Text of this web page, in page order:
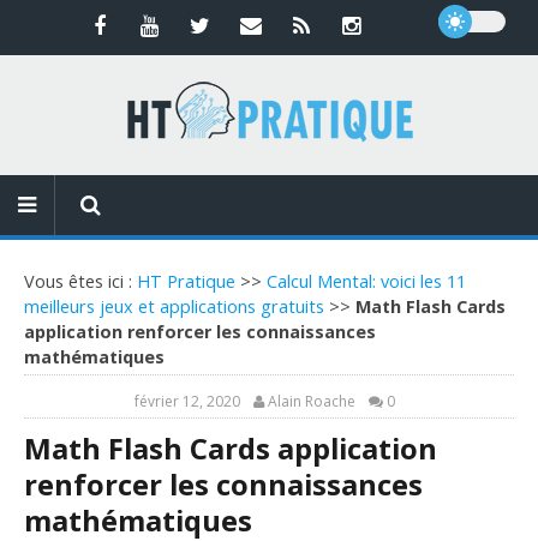
Vous êtes ici : HT Pratique >> Calcul Mental: voici les 11
meilleurs jeux et applications gratuits >> Math Flash Cards
application renforcer les connaissances
mathématiques
février 12, 2020 Alain Roache 0
Math Flash Cards application
renforcer les connaissances
mathématiques